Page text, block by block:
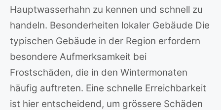
Hauptwasserhahn zu kennen und schnell zu
handeln. Besonderheiten lokaler Gebäude Die
typischen Gebäude in der Region erfordern
besondere Aufmerksamkeit bei
Frostschäden, die in den Wintermonaten
häufig auftreten. Eine schnelle Erreichbarkeit
ist hier entscheidend, um grössere Schäden